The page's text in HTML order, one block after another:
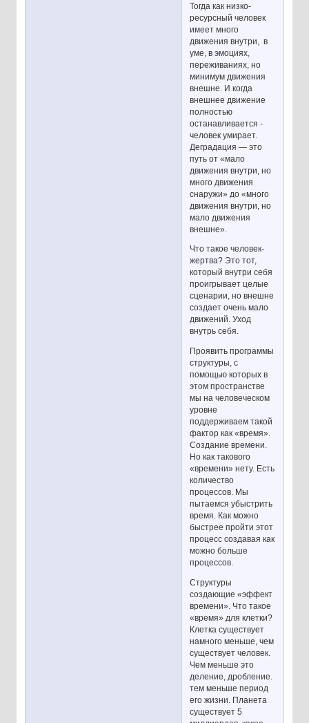
Тогда как низко-
ресурсный человек
имеет много
движения внутри, в
уме, в эмоциях,
переживаниях, но
минимум движения
внешне. И когда
внешнее движение
полностью
останавливается -
человек умирает.
Деградация — это
путь от «мало
движения внутри, но
много движения
снаружи» до «много
движения внутри, но
мало движения
внешне».
Что такое человек-
жертва? Это тот,
который внутри себя
проигрывает целые
сценарии, но внешне
создает очень мало
движений. Уход
внутрь себя.
Проявить программы
структуры, с
помощью которых в
этом пространстве
мы на человеческом
уровне
поддерживаем такой
фактор как «время».
Создание времени.
Но как такового
«времени» нету. Есть
количество
процессов. Мы
пытаемся убыстрить
время. Как можно
быстрее пройти этот
процесс создавая как
можно больше
процессов.
Структуры
создающие «эффект
времени». Что такое
«время» для клетки?
Клетка существует
намного меньше, чем
существует человек.
Чем меньше это
деление, дробление.
тем меньше период
его жизни. Планета
существует 5